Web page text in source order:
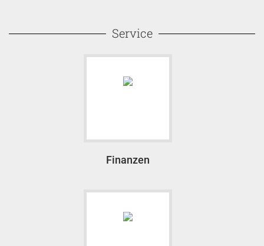
Service
Finanzen